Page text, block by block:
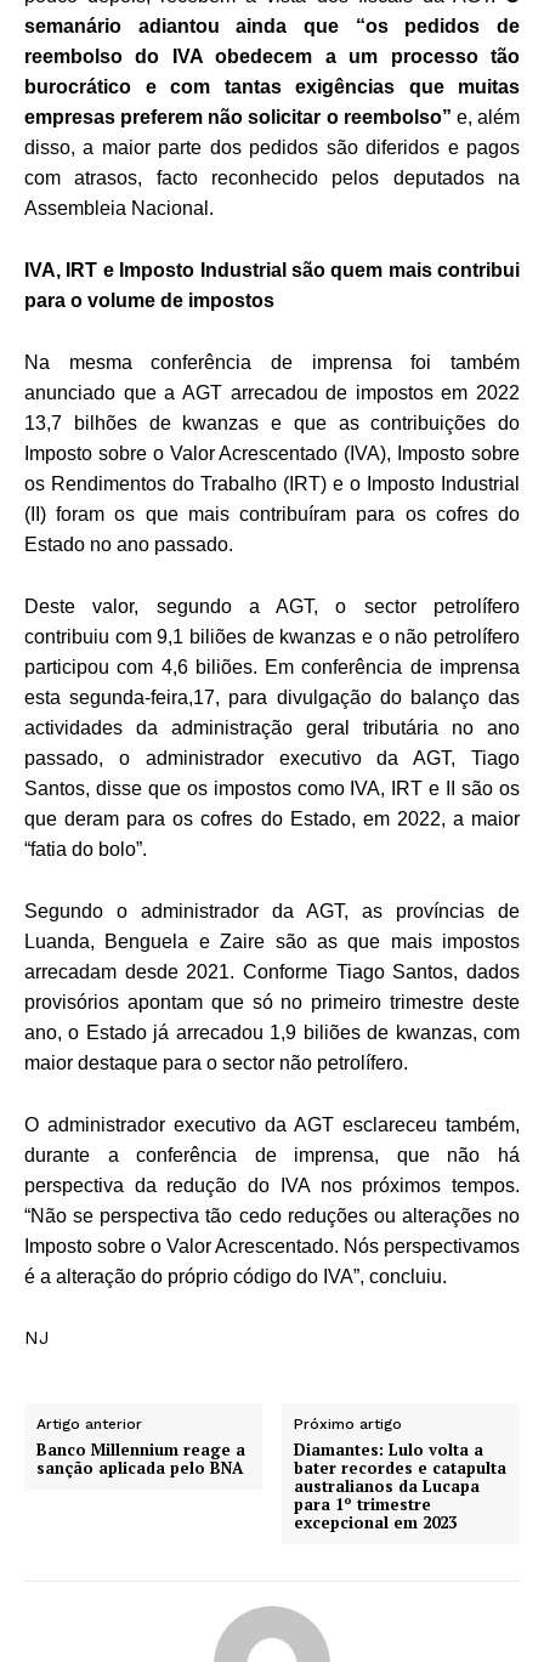
semanário adiantou ainda que “os pedidos de
reembolso do IVA obedecem a um processo tão
burocrático e com tantas exigências que muitas
empresas preferem não solicitar o reembolso” e, além
disso, a maior parte dos pedidos são diferidos e pagos
com atrasos, facto reconhecido pelos deputados na
Assembleia Nacional.
IVA, IRT e Imposto Industrial são quem mais contribui
para o volume de impostos
Na mesma conferência de imprensa foi também
anunciado que a AGT arrecadou de impostos em 2022
13,7 bilhões de kwanzas e que as contribuições do
Imposto sobre o Valor Acrescentado (IVA), Imposto sobre
os Rendimentos do Trabalho (IRT) e o Imposto Industrial
(II) foram os que mais contribuíram para os cofres do
Estado no ano passado.
Deste valor, segundo a AGT, o sector petrolífero
contribuiu com 9,1 biliões de kwanzas e o não petrolífero
participou com 4,6 biliões. Em conferência de imprensa
esta segunda-feira,17, para divulgação do balanço das
actividades da administração geral tributária no ano
passado, o administrador executivo da AGT, Tiago
Santos, disse que os impostos como IVA, IRT e II são os
que deram para os cofres do Estado, em 2022, a maior
“fatia do bolo”.
Segundo o administrador da AGT, as províncias de
Luanda, Benguela e Zaire são as que mais impostos
arrecadam desde 2021. Conforme Tiago Santos, dados
provisórios apontam que só no primeiro trimestre deste
ano, o Estado já arrecadou 1,9 biliões de kwanzas, com
maior destaque para o sector não petrolífero.
O administrador executivo da AGT esclareceu também,
durante a conferência de imprensa, que não há
perspectiva da redução do IVA nos próximos tempos.
“Não se perspectiva tão cedo reduções ou alterações no
Imposto sobre o Valor Acrescentado. Nós perspectivamos
é a alteração do próprio código do IVA”, concluiu.
NJ
Artigo anterior
Banco Millennium reage a
sanção aplicada pelo BNA
Próximo artigo
Diamantes: Lulo volta a
bater recordes e catapulta
australianos da Lucapa
para 1º trimestre
excepcional em 2023